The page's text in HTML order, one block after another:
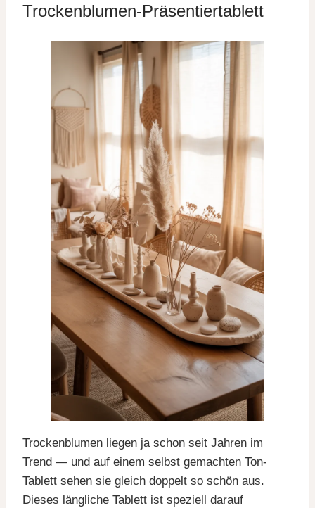
Trockenblumen-Präsentiertablett
Trockenblumen liegen ja schon seit Jahren im
Trend — und auf einem selbst gemachten Ton-
Tablett sehen sie gleich doppelt so schön aus.
Dieses längliche Tablett ist speziell darauf